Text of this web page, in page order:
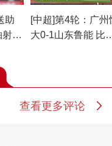
助
破
[中超]第4轮：广州
大0-1山东鲁能 比
查看更多评论